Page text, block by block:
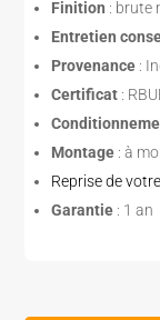
Finition : brute
Entretien
Provenance :
Certificat :
Montage : à
Reprise de
Garantie : 1 an